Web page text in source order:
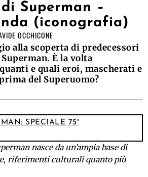
Superman –
(iconografia)
OCCHICONE
alla scoperta di predecessori
È la volta
e quali eroi, mascherati e
del Superuomo?
SPECIALE 75°
nasce da un’ampia base di
riferimenti culturali quanto più